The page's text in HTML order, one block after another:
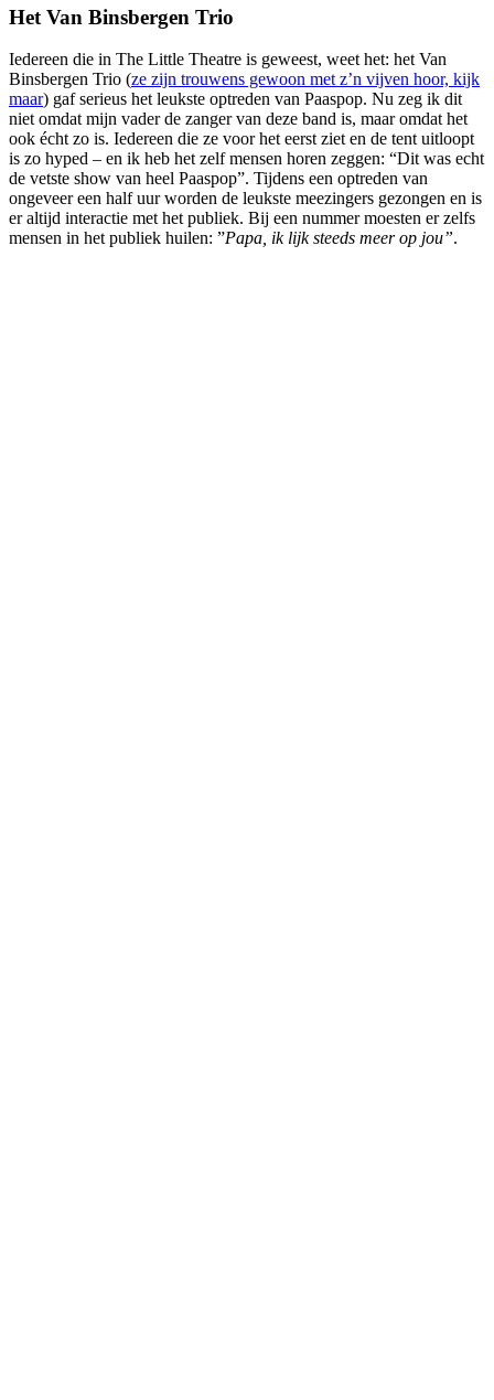
Het Van Binsbergen Trio
Iedereen die in The Little Theatre is geweest, weet het: het Van
Binsbergen Trio (ze zijn trouwens gewoon met z’n vijven hoor, kijk
maar) gaf serieus het leukste optreden van Paaspop. Nu zeg ik dit
niet omdat mijn vader de zanger van deze band is, maar omdat het
ook écht zo is. Iedereen die ze voor het eerst ziet en de tent uitloopt
is zo hyped – en ik heb het zelf mensen horen zeggen: “Dit was echt
de vetste show van heel Paaspop”. Tijdens een optreden van
ongeveer een half uur worden de leukste meezingers gezongen en is
er altijd interactie met het publiek. Bij een nummer moesten er zelfs
mensen in het publiek huilen: ”Papa, ik lijk steeds meer op jou”.